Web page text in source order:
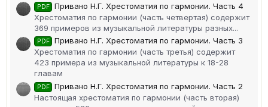
PDF
Привано Н.Г. Хрестоматия по гармонии. Часть 4
Хрестоматия по гармонии (часть четвертая) содержит
369 примеров из музыкальной литературы разных...
PDF
Привано Н.Г. Хрестоматия по гармонии. Часть 3
Хрестоматия по гармонии (часть третья) содержит
423 примера из музыкальной литературы к 18-28
главам
PDF
Привано Н.Г. Хрестоматия по гармонии. Часть 2
Настоящая хрестоматия по гармонии (часть вторая)